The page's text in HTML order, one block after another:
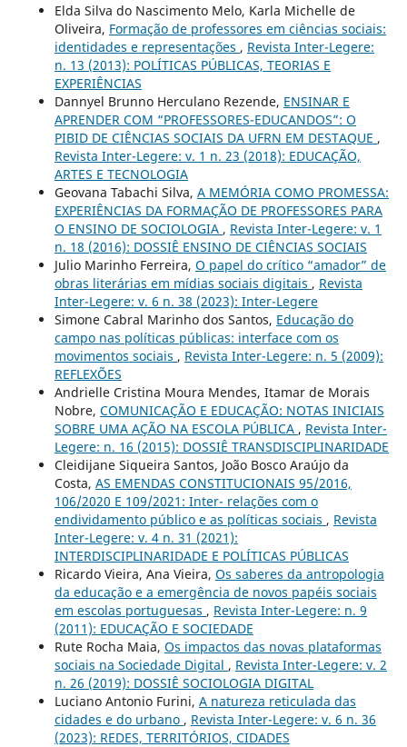
Elda Silva do Nascimento Melo, Karla Michelle de
Oliveira, Formação de professores em ciências sociais:
identidades e representações , Revista Inter-Legere:
n. 13 (2013): POLÍTICAS PÚBLICAS, TEORIAS E
EXPERIÊNCIAS
Dannyel Brunno Herculano Rezende, ENSINAR E
APRENDER COM “PROFESSORES-EDUCANDOS”: O
PIBID DE CIÊNCIAS SOCIAIS DA UFRN EM DESTAQUE ,
Revista Inter-Legere: v. 1 n. 23 (2018): EDUCAÇÃO,
ARTES E TECNOLOGIA
Geovana Tabachi Silva, A MEMÓRIA COMO PROMESSA:
EXPERIÊNCIAS DA FORMAÇÃO DE PROFESSORES PARA
O ENSINO DE SOCIOLOGIA , Revista Inter-Legere: v. 1
n. 18 (2016): DOSSIÊ ENSINO DE CIÊNCIAS SOCIAIS
Julio Marinho Ferreira, O papel do crítico “amador” de
obras literárias em mídias sociais digitais , Revista
Inter-Legere: v. 6 n. 38 (2023): Inter-Legere
Simone Cabral Marinho dos Santos, Educação do
campo nas políticas públicas: interface com os
movimentos sociais , Revista Inter-Legere: n. 5 (2009):
REFLEXÕES
Andrielle Cristina Moura Mendes, Itamar de Morais
Nobre, COMUNICAÇÃO E EDUCAÇÃO: NOTAS INICIAIS
SOBRE UMA AÇÃO NA ESCOLA PÚBLICA , Revista Inter-
Legere: n. 16 (2015): DOSSIÊ TRANSDISCIPLINARIDADE
Cleidijane Siqueira Santos, João Bosco Araújo da
Costa, AS EMENDAS CONSTITUCIONAIS 95/2016,
106/2020 E 109/2021: Inter- relações com o
endividamento público e as políticas sociais , Revista
Inter-Legere: v. 4 n. 31 (2021):
INTERDISCIPLINARIDADE E POLÍTICAS PÚBLICAS
Ricardo Vieira, Ana Vieira, Os saberes da antropologia
da educação e a emergência de novos papéis sociais
em escolas portuguesas , Revista Inter-Legere: n. 9
(2011): EDUCAÇÃO E SOCIEDADE
Rute Rocha Maia, Os impactos das novas plataformas
sociais na Sociedade Digital , Revista Inter-Legere: v. 2
n. 26 (2019): DOSSIÊ SOCIOLOGIA DIGITAL
Luciano Antonio Furini, A natureza reticulada das
cidades e do urbano , Revista Inter-Legere: v. 6 n. 36
(2023): REDES, TERRITÓRIOS, CIDADES